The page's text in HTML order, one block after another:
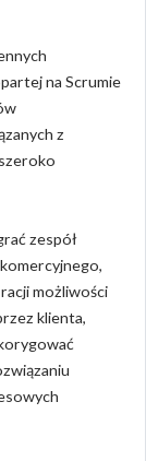
na Scrumie
z
zespół
możliwości
klienta,